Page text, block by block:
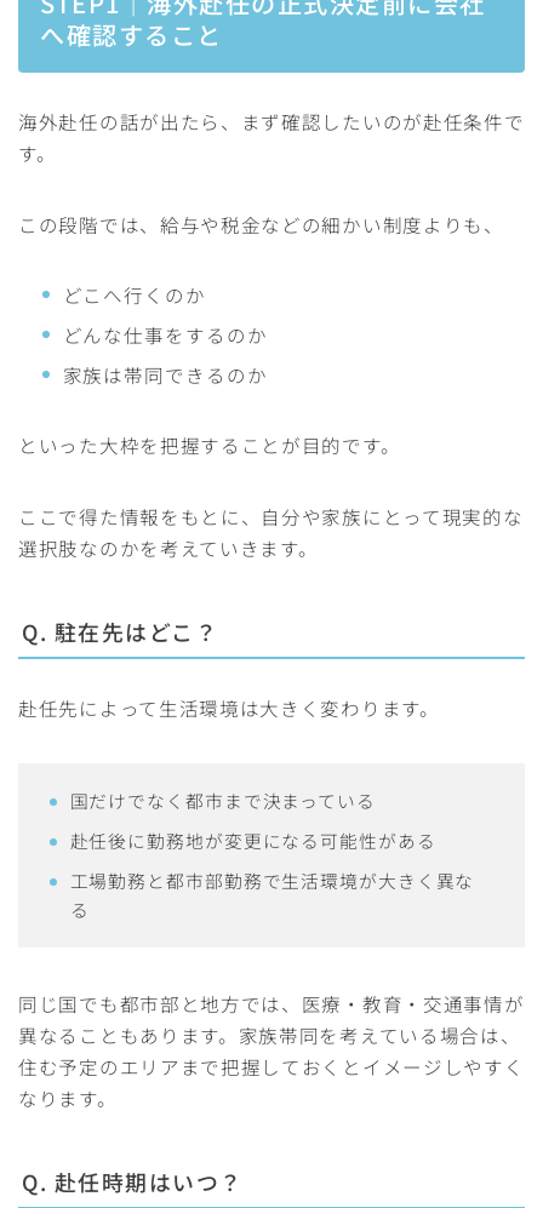
へ確認すること
海外赴任の話が出たら、まず確認したいのが赴任条件で
す。
この段階では、給与や税金などの細かい制度よりも、
どこへ行くのか
どんな仕事をするのか
家族は帯同できるのか
といった大枠を把握することが目的です。
ここで得た情報をもとに、自分や家族にとって現実的な
選択肢なのかを考えていきます。
Q. 駐在先はどこ？
赴任先によって生活環境は大きく変わります。
国だけでなく都市まで決まっている
赴任後に勤務地が変更になる可能性がある
工場勤務と都市部勤務で生活環境が大きく異な
る
同じ国でも都市部と地方では、医療・教育・交通事情が
異なることもあります。家族帯同を考えている場合は、
住む予定のエリアまで把握しておくとイメージしやすく
なります。
Q. 赴任時期はいつ？